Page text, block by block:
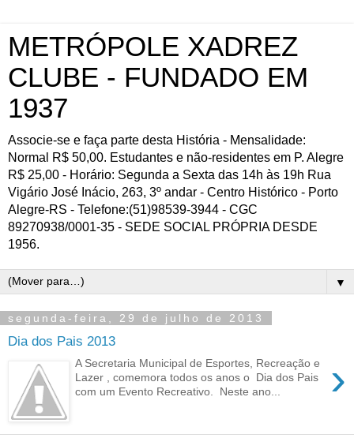
METRÓPOLE XADREZ
CLUBE - FUNDADO EM
1937
Associe-se e faça parte desta História - Mensalidade:
Normal R$ 50,00. Estudantes e não-residentes em P. Alegre
R$ 25,00 - Horário: Segunda a Sexta das 14h às 19h Rua
Vigário José Inácio, 263, 3º andar - Centro Histórico - Porto
Alegre-RS - Telefone:(51)98539-3944 - CGC
89270938/0001-35 - SEDE SOCIAL PRÓPRIA DESDE
1956.
▼
segunda-feira, 29 de julho de 2013
Dia dos Pais 2013
›
A Secretaria Municipal de Esportes, Recreação e
Lazer , comemora todos os anos o Dia dos Pais
com um Evento Recreativo. Neste ano...